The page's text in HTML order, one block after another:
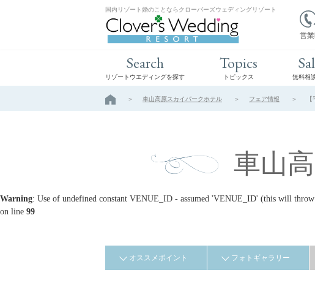
国内リゾート婚のことならクローバーズウェディングリゾート
営
Search
リゾートウエディングを探す
Topics
トピックス 無料相
車山高原スカイパークホテル フェア情報
車山
Warning: Use of undefined constant VENUE_ID - assumed 'VENUE_ID' (this will
on line 99
オススメポイント フォトギャラリー